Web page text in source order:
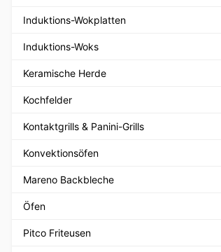
Induktions-Wokplatten
Induktions-Woks
Keramische Herde
Kochfelder
Kontaktgrills & Panini-Grills
Konvektionsöfen
Mareno Backbleche
Öfen
Pitco Friteusen